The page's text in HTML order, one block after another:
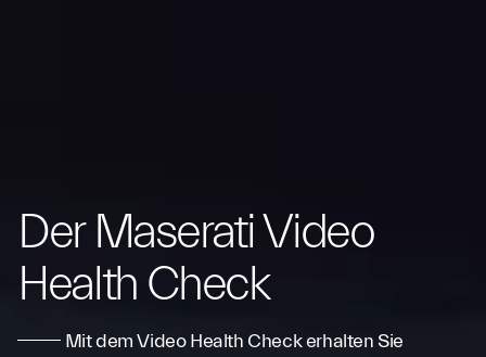
Der Maserati Video
Health Check
Mit dem Video Health Check erhalten Sie